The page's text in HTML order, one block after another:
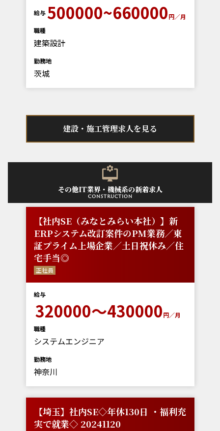
給与 500000~660000円／月
職種
建築設計
勤務地
茨城
建設・施工管理求人を見る
その他IT業界・機械系の新着求人
construction
【社内SE（みなとみらい本社）】新
ERPシステム改訂案件のPM業務／東
証プライム上場企業／土日祝休み／住
宅手当◎
正社員
給与
320000～430000円／月
職種
システムエンジニア
勤務地
神奈川
【埼玉】社内SE◇年休130日 ・福利充
実で就業◇ 20241120